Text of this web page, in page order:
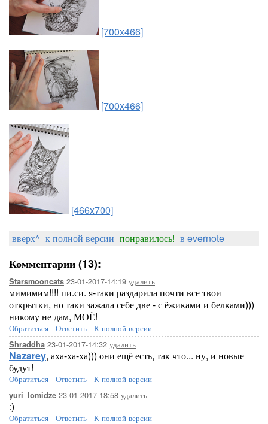
[700x466]
[700x466]
[466x700]
вверх^ к полной версии понравилось! в evernote
Комментарии (13):
Starsmooncats 23-01-2017-14:19 удалить
мимимим!!!! пи.си. я-таки раздарила почти все твои
открытки, но таки зажала себе две - с ёжиками и белками)))
никому не дам, МОЁ!
Обратиться - Ответить - К полной версии
Shraddha 23-01-2017-14:32 удалить
Nazarey, аха-ха-ха))) они ещё есть, так что... ну, и новые
будут!
Обратиться - Ответить - К полной версии
yuri_lomidze 23-01-2017-18:58 удалить
:)
Обратиться - Ответить - К полной версии